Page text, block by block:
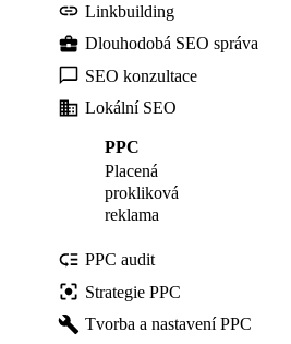
Linkbuilding
Dlouhodobá SEO správa
SEO konzultace
Lokální SEO
PPC
Placená
prokliková
reklama
PPC audit
Strategie PPC
Tvorba a nastavení PPC